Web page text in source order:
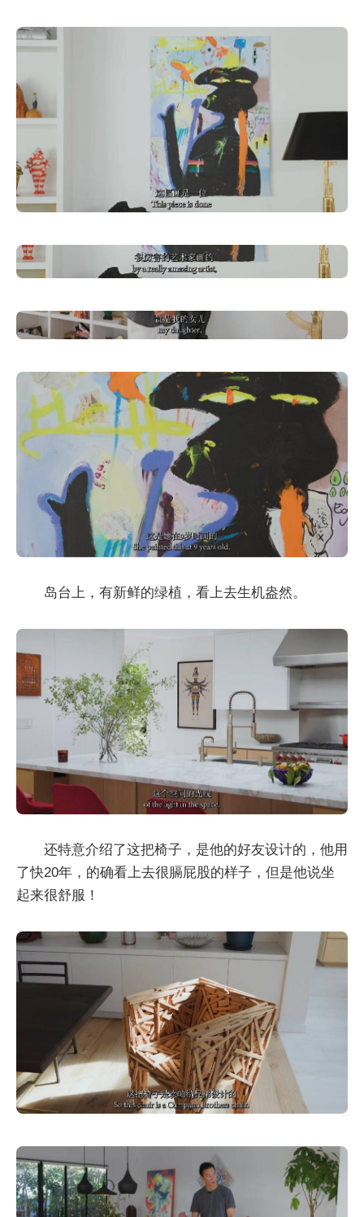
岛台上，有新鲜的绿植，看上去生机盎然。
还特意介绍了这把椅子，是他的好友设计的，他用
了快20年，的确看上去很膈屁股的样子，但是他说坐
起来很舒服！